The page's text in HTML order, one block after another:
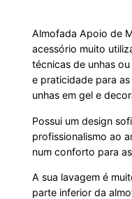
Almofada Apoio de
acessório muito
técnicas de unhas
e praticidade para
unhas em gel e
Possui um design
profissionalismo ao
num conforto para
A sua lavagem é
parte inferior da